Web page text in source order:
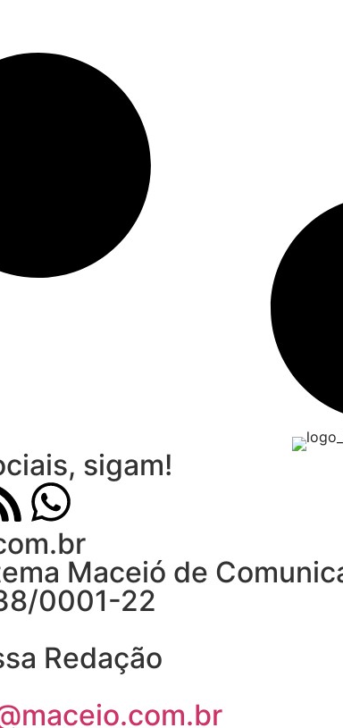
sigam!
Maceió de
0001-22
Redação